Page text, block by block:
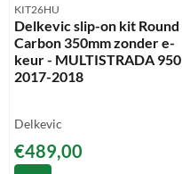
Artikelnummer
KIT26HU
Delkevic slip-on kit Round
Carbon 350mm zonder e-
keur - MULTISTRADA 950
2017-2018
Merk:
Delkevic
Prijs: 489,00
€489,00